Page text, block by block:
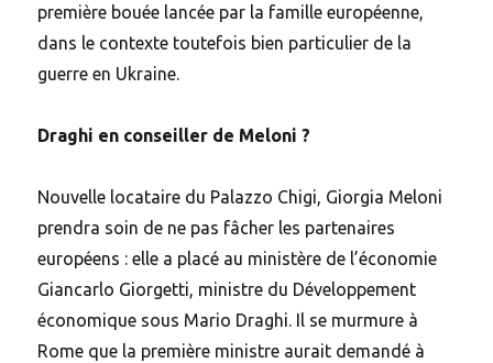
première bouée lancée par la famille européenne,
dans le contexte toutefois bien particulier de la
guerre en Ukraine.
Draghi en conseiller de Meloni ?
Nouvelle locataire du Palazzo Chigi, Giorgia Meloni
prendra soin de ne pas fâcher les partenaires
européens : elle a placé au ministère de l’économie
Giancarlo Giorgetti, ministre du Développement
économique sous Mario Draghi. Il se murmure à
Rome que la première ministre aurait demandé à